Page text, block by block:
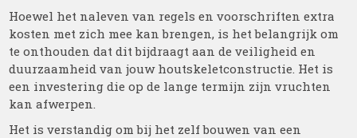
Hoewel het naleven van regels en voorschriften extra
kosten met zich mee kan brengen, is het belangrijk om
te onthouden dat dit bijdraagt aan de veiligheid en
duurzaamheid van jouw houtskeletconstructie. Het is
een investering die op de lange termijn zijn vruchten
kan afwerpen.
Het is verstandig om bij het zelf bouwen van een